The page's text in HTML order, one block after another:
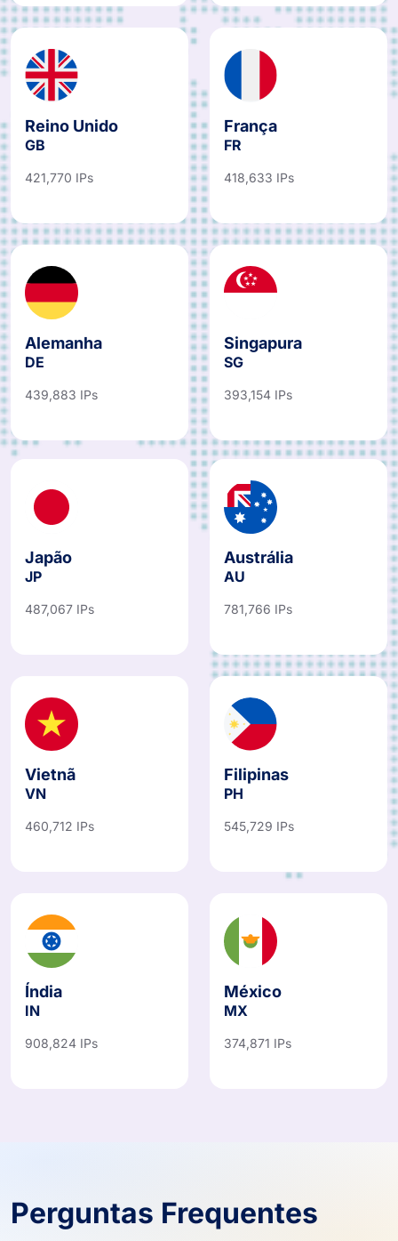
Reino Unido
GB
421,770 IPs
França
FR
418,633 IPs
Alemanha
DE
439,883 IPs
Singapura
SG
393,154 IPs
Japão
JP
487,067 IPs
Austrália
AU
781,766 IPs
Vietnã
VN
460,712 IPs
Filipinas
PH
545,729 IPs
Índia
IN
908,824 IPs
México
MX
374,871 IPs
Perguntas Frequentes